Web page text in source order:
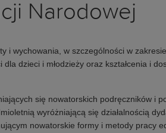
Narodowej
i wychowania, w szczególności w
dzieci i młodzieży oraz kształcenia i
się nowatorskich podręczników i
wyróżniającą się działalnością
nowatorskie formy i metody pracy